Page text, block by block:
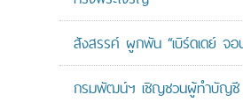
สังสรรค์ ผูกพัน “เบิร์ดเดย์ จ
กรมพัฒน์ฯ เชิญชวนผู้ทำบัญชี